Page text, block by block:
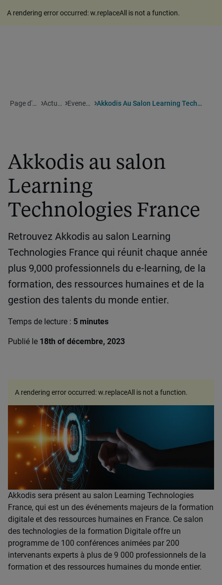
A rendering error occurred:w.replaceAll is not a function.
Page d'accueil Actualites Evenements Akkodis Au Salon Learning Technologies France
Akkodis au salon
Learning
Technologies France
Retrouvez Akkodis au salon Learning
Technologies France qui réunit chaque année
plus 9,000 professionnels du e-learning, de la
formation, des ressources humaines et de la
gestion des talents du monde entier.
Temps de lecture : 5 minutes
Publié le 18th of décembre, 2023
Akkodis sera présent au salon Learning Technologies
France, qui est un des événements majeurs de la formation
digitale et des ressources humaines en France. Ce salon
des technologies de la formation Digitale offre un
programme de 100 conférences animées par 200
intervenants experts à plus de 9 000 professionnels de la
formation et des ressources humaines du monde entier.
A rendering error occurred:w.replaceAll is not a function.